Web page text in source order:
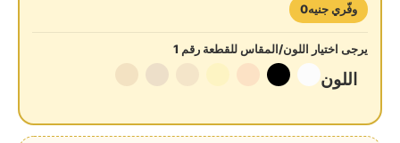
وفّري جنيه0
يرجى اختيار اللون/المقاس للقطعة رقم 1
اللون